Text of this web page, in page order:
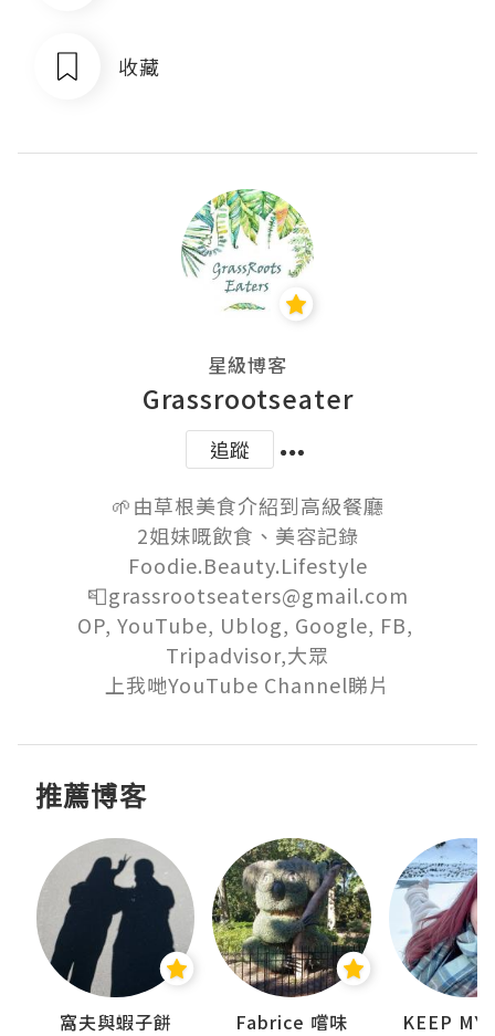
收藏
星級博客
Grassrootseater
追蹤
🌱由草根美食介紹到高級餐廳
2姐妹嘅飲食、美容記錄
Foodie.Beauty.Lifestyle
📮grassrootseaters@gmail.com
OP, YouTube, Ublog, Google, FB,
Tripadvisor,大眾
上我哋YouTube Channel睇片
推薦博客
窩夫與蝦子餅 Fabrice 嚐味